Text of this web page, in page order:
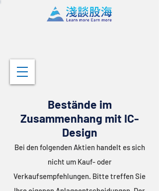
Bestände im
Zusammenhang mit IC-
Design
Bei den folgenden Aktien handelt es sich
nicht um Kauf- oder
Verkaufsempfehlungen. Bitte treffen Sie